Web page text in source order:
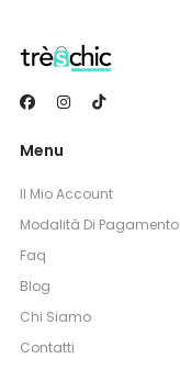
Menu
Il Mio Account
Modalità Di Pagamento
Faq
Blog
Chi Siamo
Contatti